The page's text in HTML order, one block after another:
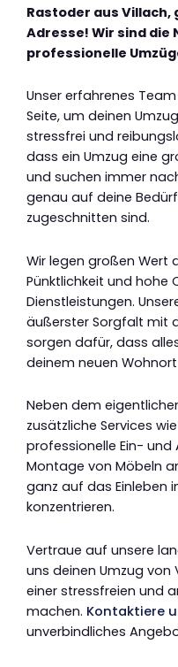
Rastoder aus
Adresse! Wir sind die
professionelle
Unser erfahrenes
Seite, um deinen
stressfrei und
dass ein Umzug eine
und suchen immer
genau auf deine
zugeschnitten sind.
Wir legen großen Wert
Pünktlichkeit und hohe
Dienstleistungen.
äußerster Sorgfalt mit
sorgen dafür, dass
deinem neuen
Neben dem
zusätzliche Services
professionelle Ein- und
Montage von Möbeln
ganz auf das Einleben
konzentrieren.
Vertraue auf unsere
uns deinen Umzug von
einer stressfreien und
machen. Kontaktiere
unverbindliches